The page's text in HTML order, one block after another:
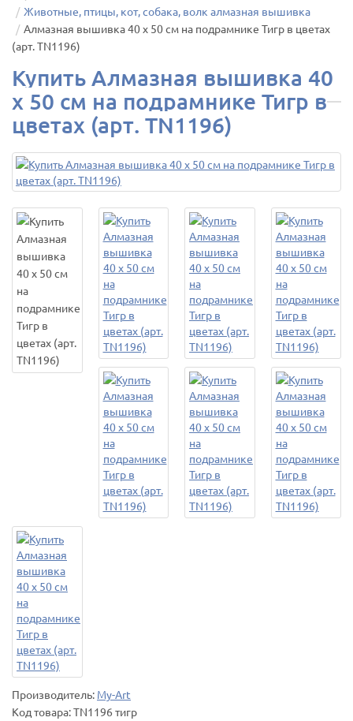
Животные, птицы, кот, собака, волк алмазная вышивка
Алмазная вышивка 40 х 50 см на подрамнике Тигр в цветах
(арт. TN1196)
Купить Алмазная вышивка 40
х 50 см на подрамнике Тигр в
цветах (арт. TN1196)
Производитель: My-Art
Код товара:TN1196 тигр